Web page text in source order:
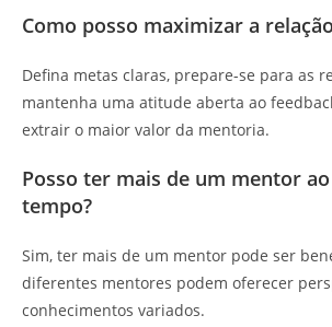
Como posso maximizar a
Defina metas claras, prepare-se para as
mantenha uma atitude aberta ao
extrair o maior valor da mentoria.
Posso ter mais de um mentor
tempo?
Sim, ter mais de um mentor pode ser
diferentes mentores podem oferecer
conhecimentos variados.